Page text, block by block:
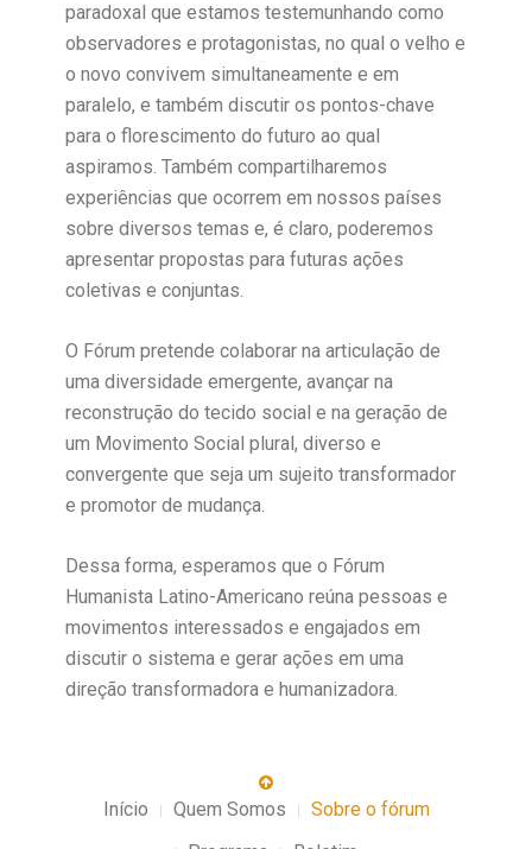
paradoxal que estamos testemunhando como
observadores e protagonistas, no qual o velho e
o novo convivem simultaneamente e em
paralelo, e também discutir os pontos-chave
para o florescimento do futuro ao qual
aspiramos. Também compartilharemos
experiências que ocorrem em nossos países
sobre diversos temas e, é claro, poderemos
apresentar propostas para futuras ações
coletivas e conjuntas.
O Fórum pretende colaborar na articulação de
uma diversidade emergente, avançar na
reconstrução do tecido social e na geração de
um Movimento Social plural, diverso e
convergente que seja um sujeito transformador
e promotor de mudança.
Dessa forma, esperamos que o Fórum
Humanista Latino-Americano reúna pessoas e
movimentos interessados e engajados em
discutir o sistema e gerar ações em uma
direção transformadora e humanizadora.
Início Quem Somos
Sobre o fórum